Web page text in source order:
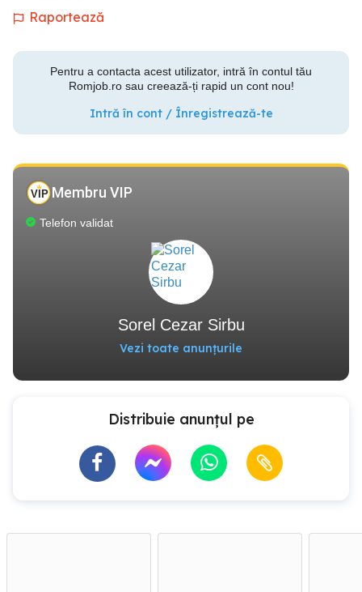
Raportează
Pentru a contacta acest utilizator, intră în contul tău
Romjob.ro sau creează-ți rapid un cont nou!
Intră în cont / Înregistrează-te
Membru VIP
Telefon validat
Sorel Cezar Sirbu
Vezi toate anunțurile
Distribuie anunțul pe